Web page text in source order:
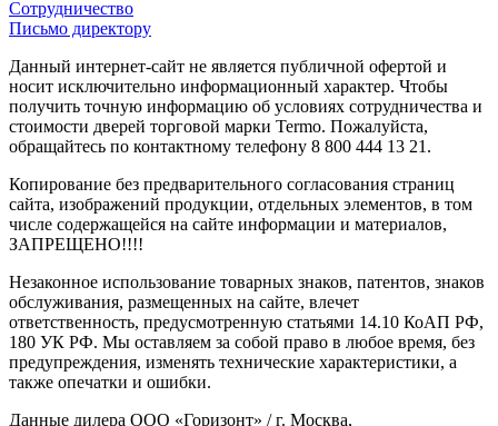
Сотрудничество
Письмо директору
Данный интернет-сайт не является публичной офертой и
носит исключительно информационный характер. Чтобы
получить точную информацию об условиях сотрудничества и
стоимости дверей торговой марки Termo. Пожалуйста,
обращайтесь по контактному телефону 8 800 444 13 21.
Копирование без предварительного согласования страниц
сайта, изображений продукции, отдельных элементов, в том
числе содержащейся на сайте информации и материалов,
ЗАПРЕЩЕНО!!!!
Незаконное использование товарных знаков, патентов, знаков
обслуживания, размещенных на сайте, влечет
ответственность, предусмотренную статьями 14.10 КоАП РФ,
180 УК РФ. Мы оставляем за собой право в любое время, без
предупреждения, изменять технические характеристики, а
также опечатки и ошибки.
Данные дилера ООО «Горизонт» / г. Москва,